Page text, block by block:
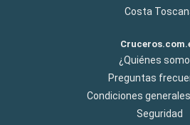
Costa
¿Quiénes
Preguntas
Condiciones
Seguridad